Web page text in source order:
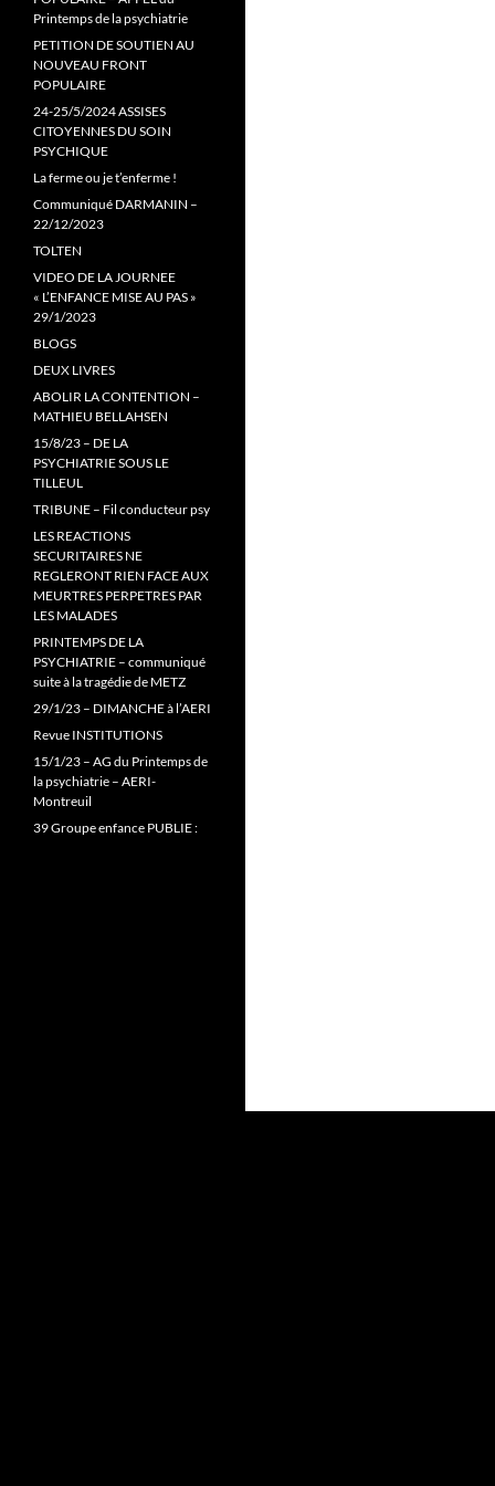
Printemps de la psychiatrie
PETITION DE SOUTIEN AU
NOUVEAU FRONT
POPULAIRE
24-25/5/2024 ASSISES
CITOYENNES DU SOIN
PSYCHIQUE
La ferme ou je t’enferme !
Communiqué DARMANIN –
22/12/2023
TOLTEN
VIDEO DE LA JOURNEE
« L’ENFANCE MISE AU PAS »
29/1/2023
BLOGS
DEUX LIVRES
ABOLIR LA CONTENTION –
MATHIEU BELLAHSEN
15/8/23 – DE LA
PSYCHIATRIE SOUS LE
TILLEUL
TRIBUNE – Fil conducteur psy
LES REACTIONS
SECURITAIRES NE
REGLERONT RIEN FACE AUX
MEURTRES PERPETRES PAR
LES MALADES
PRINTEMPS DE LA
PSYCHIATRIE – communiqué
suite à la tragédie de METZ
29/1/23 – DIMANCHE à l’AERI
Revue INSTITUTIONS
15/1/23 – AG du Printemps de
la psychiatrie – AERI-
Montreuil
39 Groupe enfance PUBLIE :